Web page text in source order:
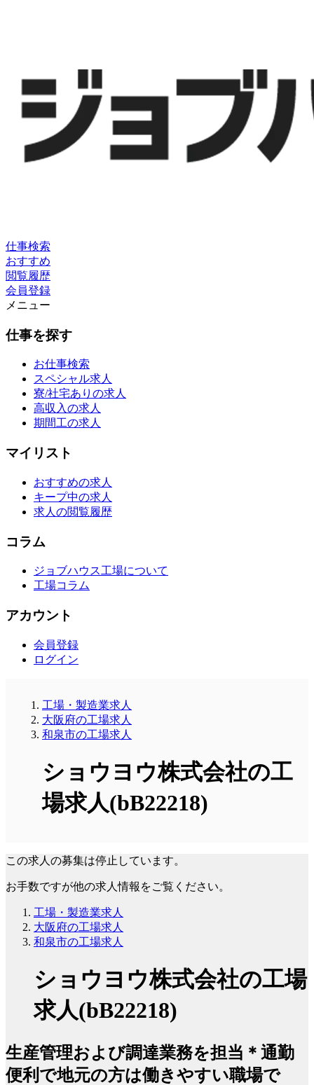
仕事検索
おすすめ
閲覧履歴
会員登録
メニュー
仕事を探す
お仕事検索
スペシャル求人
寮/社宅ありの求人
高収入の求人
期間工の求人
マイリスト
おすすめの求人
キープ中の求人
求人の閲覧履歴
コラム
ジョブハウス工場について
工場コラム
アカウント
会員登録
ログイン
工場・製造業求人
大阪府の工場求人
和泉市の工場求人
ショウヨウ株式会社の工
場求人(bB22218)
この求人の募集は停止しています。
お手数ですが他の求人情報をご覧ください。
工場・製造業求人
大阪府の工場求人
和泉市の工場求人
ショウヨウ株式会社の工場
求人(bB22218)
生産管理および調達業務を担当＊通勤
便利で地元の方は働きやすい職場で